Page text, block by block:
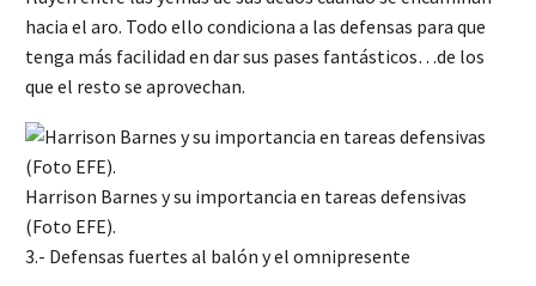
hacia el aro. Todo ello condiciona a las defensas para que
tenga más facilidad en dar sus pases fantásticos…de los
que el resto se aprovechan.
Harrison Barnes y su importancia en tareas defensivas
(Foto EFE).
3.- Defensas fuertes al balón y el omnipresente